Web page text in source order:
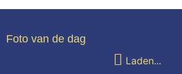
Regio’s
Foto van de dag
Laden...